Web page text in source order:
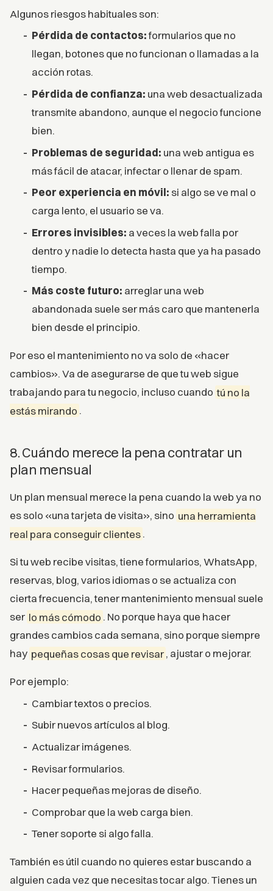
Algunos riesgos habituales son:
Pérdida de contactos:formularios que no
llegan, botones que no funcionan o llamadas a la
acción rotas.
Pérdida de confianza: una web desactualizada
transmite abandono, aunque el negocio funcione
bien.
Problemas de seguridad: una web antigua es
más fácil de atacar, infectar o llenar de spam.
Peor experiencia en móvil: si algo se ve mal o
carga lento, el usuario se va.
Errores invisibles: a veces la web falla por
dentro y nadie lo detecta hasta que ya ha pasado
tiempo.
Más coste futuro: arreglar una web
abandonada suele ser más caro que mantenerla
bien desde el principio.
Por eso el mantenimiento no va solo de «hacer
cambios». Va de asegurarse de que tu web sigue
trabajando para tu negocio, incluso cuando tú no la
estás mirando .
8. Cuándo merece la pena contratar un
plan mensual
Un plan mensual merece la pena cuando la web ya no
es solo «una tarjeta de visita», sino una herramienta
real para conseguir clientes.
Si tu web recibe visitas, tiene formularios, WhatsApp,
reservas, blog, varios idiomas o se actualiza con
cierta frecuencia, tener mantenimiento mensual suele
ser lo más cómodo . No porque haya que hacer
grandes cambios cada semana, sino porque siempre
hay pequeñas cosas que revisar, ajustar o mejorar.
Por ejemplo:
Cambiar textos o precios.
Subir nuevos artículos al blog.
Actualizar imágenes.
Revisar formularios.
Hacer pequeñas mejoras de diseño.
Comprobar que la web carga bien.
Tener soporte si algo falla.
También es útil cuando no quieres estar buscando a
alguien cada vez que necesitas tocar algo. Tienes un